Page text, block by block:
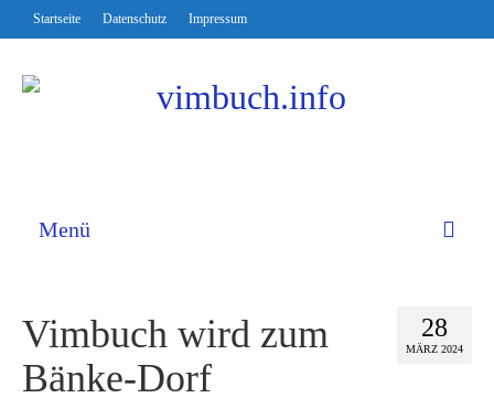
Startseite Datenschutz Impressum
Menü
28
MÄRZ 2024
Vimbuch wird zum
Bänke-Dorf